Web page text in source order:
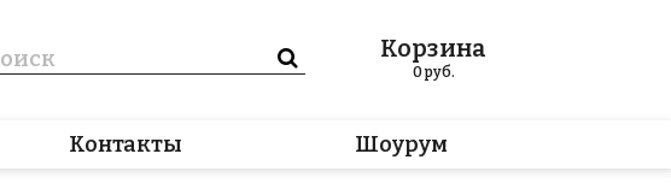
Корзина
0руб.
Контакты Шоурум